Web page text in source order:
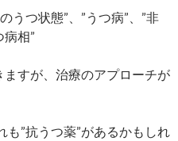
うつ状態”、”うつ病”、”非
相”
ますが、治療のアプローチが
”抗うつ薬”があるかもしれ